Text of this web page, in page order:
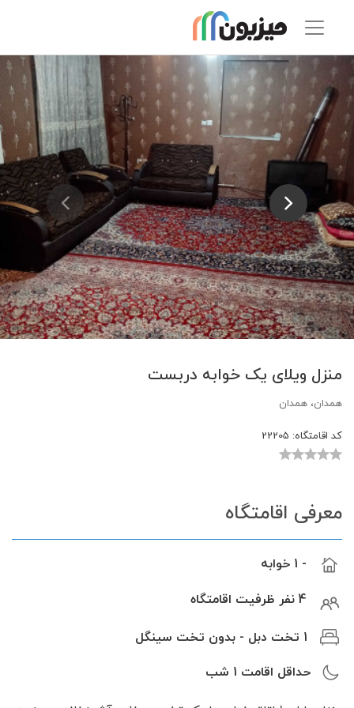
منزل ویلای یک خوابه دربست
همدان، همدان
کد اقامتگاه:
معرفی اقامتگاه
- 1 خوابه
4 نفر ظرفیت اقامتگاه
1 تخت دبل - بدون تخت سینگل
حداقل اقامت 1 شب